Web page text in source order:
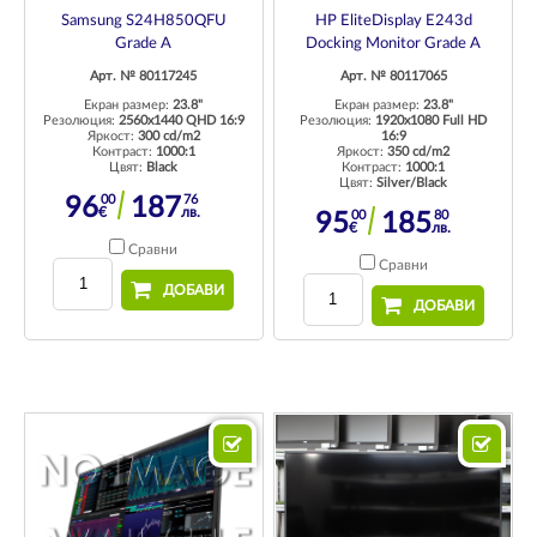
Samsung S24H850QFU
Grade A
Арт. № 80117245
Екран размер:23.8"
Резолюция: 2560x1440 QHD 16:9
Яркост: 300 cd/m2
Контраст: 1000:1
Цвят: Black
9600
€ 18776
лв.
Сравни
ДОБАВИ
HP EliteDisplay E243d
Docking Monitor Grade A
Арт. № 80117065
Екран размер: 23.8"
Резолюция: 1920x1080 Full HD
16:9
Яркост:350 cd/m2
Контраст: 1000:1
Цвят:Silver/Black
9500
€ 18580
лв.
Сравни
ДОБАВИ